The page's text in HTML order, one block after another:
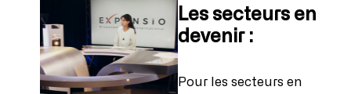
Les secteurs en
devenir :
Pour les secteurs en